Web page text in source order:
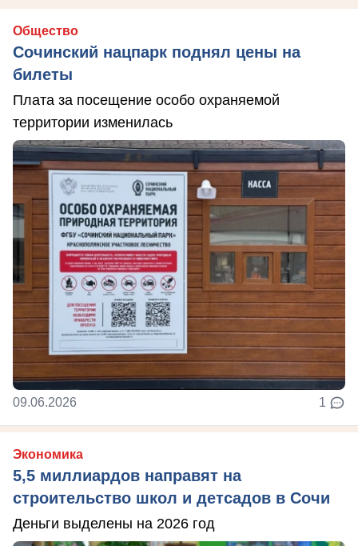
Общество
Сочинский нацпарк поднял цены на
билеты
Плата за посещение особо охраняемой
территории изменилась
09.06.2026 1
Экономика
5,5 миллиардов направят на
строительство школ и детсадов в Сочи
Деньги выделены на 2026 год